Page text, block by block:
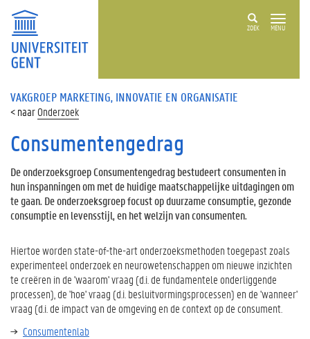
ZOEK MENU
VAKGROEP MARKETING, INNOVATIE EN ORGANISATIE
Onderzoek
Consumentengedrag
De onderzoeksgroep Consumentengedrag bestudeert consumenten in
hun inspanningen om met de huidige maatschappelijke uitdagingen om
te gaan. De onderzoeksgroep focust op duurzame consumptie, gezonde
consumptie en levensstijl, en het welzijn van consumenten.
Hiertoe worden state-of-the-art onderzoeksmethoden toegepast zoals
experimenteel onderzoek en neurowetenschappen om nieuwe inzichten
te creëren in de 'waarom' vraag (d.i. de fundamentele onderliggende
processen), de 'hoe' vraag (d.i. besluitvormingsprocessen) en de 'wanneer'
vraag (d.i. de impact van de omgeving en de context op de consument.
Consumentenlab